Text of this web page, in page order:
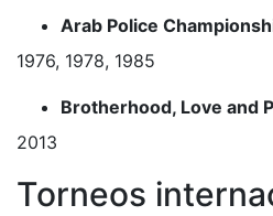
Arab Police
1976, 1978, 1985
Brotherhood, Love and
2013
Torneos